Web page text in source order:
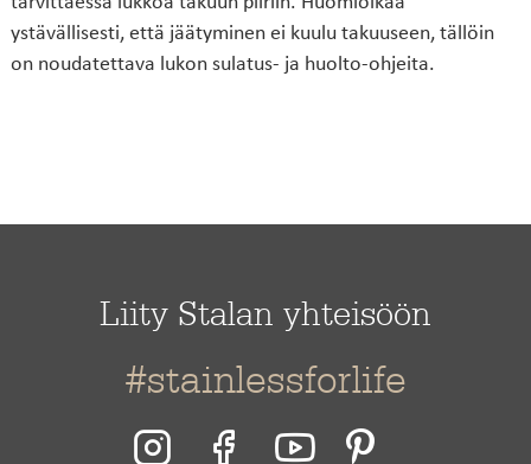
ystävällisesti, että jäätyminen ei kuulu takuuseen, tällöin
on noudatettava lukon sulatus- ja huolto-ohjeita.
Liity Stalan yhteisöön
#stainlessforlife